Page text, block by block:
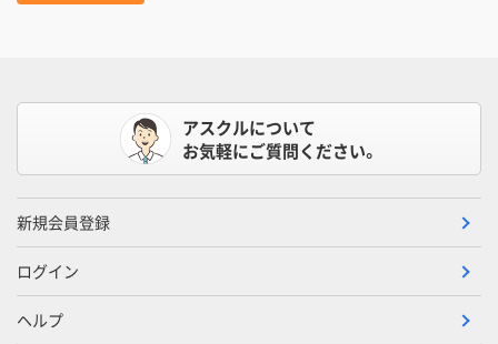
アスクルについて
お気軽にご質問ください。
新規会員登録
ログイン
ヘルプ